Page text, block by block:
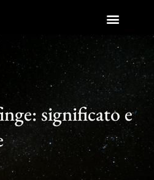
significato e